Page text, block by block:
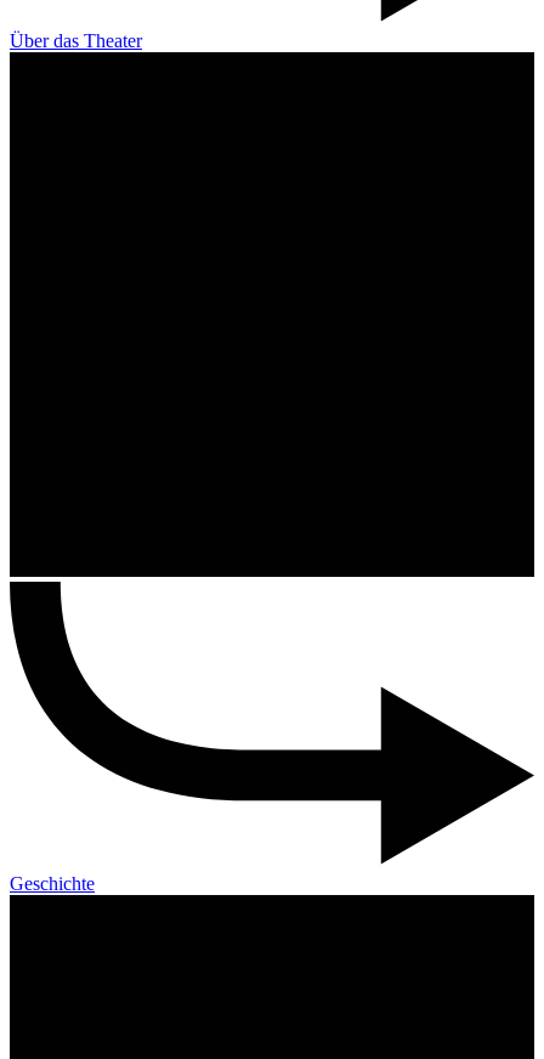
Über das Theater
Geschichte